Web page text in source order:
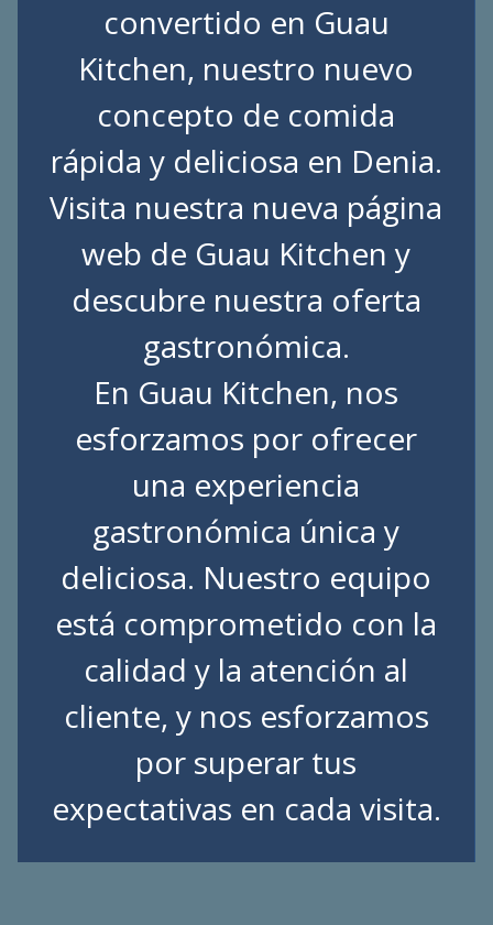
convertido en Guau
Kitchen, nuestro nuevo
concepto de comida
rápida y deliciosa en Denia.
Visita nuestra nueva página
web de Guau Kitchen y
descubre nuestra oferta
gastronómica.
En Guau Kitchen, nos
esforzamos por ofrecer
una experiencia
gastronómica única y
deliciosa. Nuestro equipo
está comprometido con la
calidad y la atención al
cliente, y nos esforzamos
por superar tus
expectativas en cada visita.